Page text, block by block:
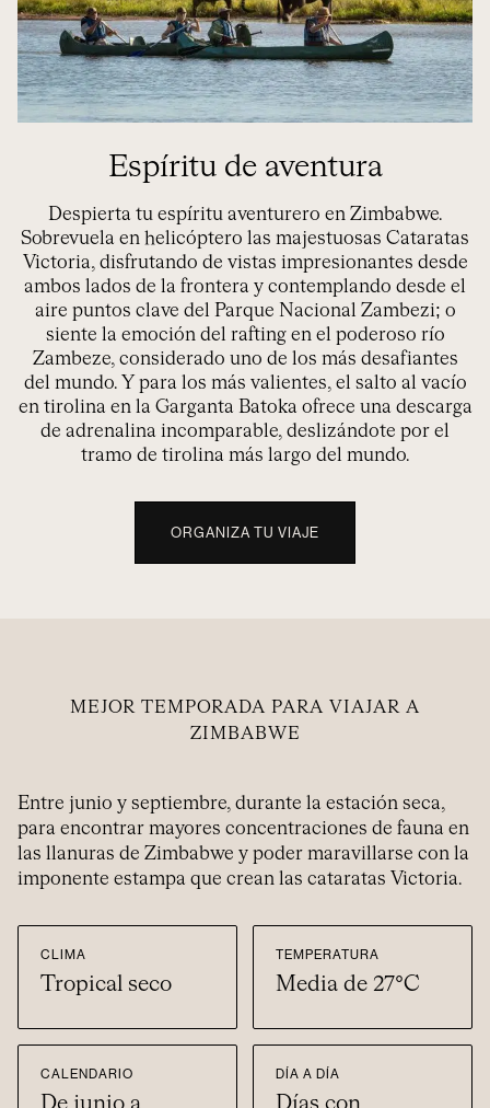
Espíritu de aventura
Despierta tu espíritu aventurero en Zimbabwe.
Sobrevuela en helicóptero las majestuosas Cataratas
Victoria, disfrutando de vistas impresionantes desde
ambos lados de la frontera y contemplando desde el
aire puntos clave del Parque Nacional Zambezi; o
siente la emoción del rafting en el poderoso río
Zambeze, considerado uno de los más desafiantes
del mundo. Y para los más valientes, el salto al vacío
en tirolina en la Garganta Batoka ofrece una descarga
de adrenalina incomparable, deslizándote por el
tramo de tirolina más largo del mundo.
ORGANIZA TU VIAJE
MEJOR TEMPORADA PARA VIAJAR A
ZIMBABWE
Entre junio y septiembre, durante la estación seca,
para encontrar mayores concentraciones de fauna en
las llanuras de Zimbabwe y poder maravillarse con la
imponente estampa que crean las cataratas Victoria.
CLIMA
Tropical seco
TEMPERATURA
Media de 27°C
CALENDARIO
De junio a
DÍA A DÍA
Días con